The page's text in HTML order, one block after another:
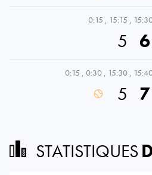
0:15 , 15:15 ,
5 6
0:15 , 0:30 , 15:30 ,
5 7
STATISTIQUES